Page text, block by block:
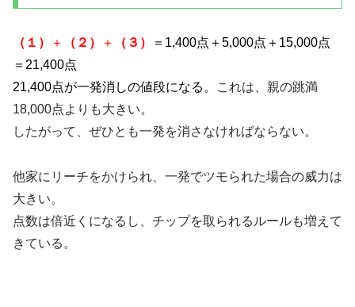
（１） ＋ （２） ＋ （３）
＝1,400点＋5,000点＋15,000点
＝21,400点
21,400点が一発消しの値段になる。
これは、親の跳満
18,000点よりも大きい。
したがって、ぜひとも一発を消さなければならない。
他家にリーチをかけられ、一発でツモられた場合の威力は
大きい。
点数は倍近くになるし、チップを取られるルールも増えて
きている。